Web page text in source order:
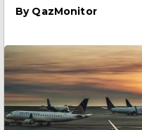
By QazMonitor